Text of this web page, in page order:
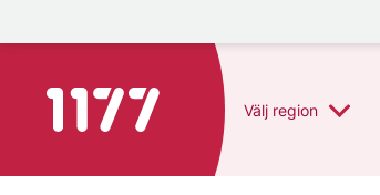
Till startsidan för 1177 Välj region